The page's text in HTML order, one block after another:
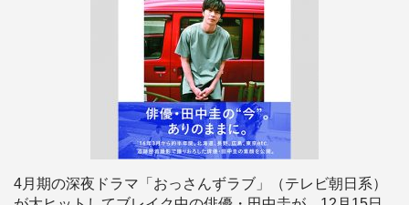
4月期の深夜ドラマ「おっさんずラブ」（テレビ朝日系）